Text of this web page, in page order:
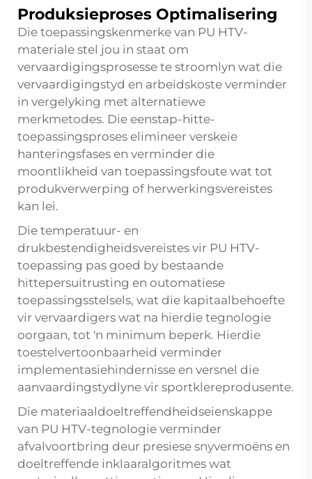
Produksieproses Optimalisering
Die toepassingskenmerke van PU HTV-
materiale stel jou in staat om
vervaardigingsprosesse te stroomlyn wat die
vervaardigingstyd en arbeidskoste verminder
in vergelyking met alternatiewe
merkmetodes. Die eenstap-hitte-
toepassingsproses elimineer verskeie
hanteringsfases en verminder die
moontlikheid van toepassingsfoute wat tot
produkverwerping of herwerkingsvereistes
kan lei.
Die temperatuur- en
drukbestendigheidsvereistes vir PU HTV-
toepassing pas goed by bestaande
hittepersuitrusting en outomatiese
toepassingsstelsels, wat die kapitaalbehoefte
vir vervaardigers wat na hierdie tegnologie
oorgaan, tot 'n minimum beperk. Hierdie
toestelvertoonbaarheid verminder
implementasiehindernisse en versnel die
aanvaardingstydlyne vir sportklereprodusente.
Die materiaaldoeltreffendheidseienskappe
van PU HTV-tegnologie verminder
afvalvoortbring deur presiese snyvermoëns en
doeltreffende inklaaralgoritmes wat